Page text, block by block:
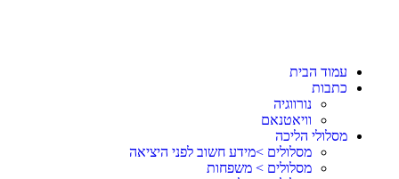
עמוד הבית
כתבות
נורווגיה
וויאטנאם
מסלולי הליכה
מסלולים >מידע חשוב לפני היציאה
מסלולים > משפחות